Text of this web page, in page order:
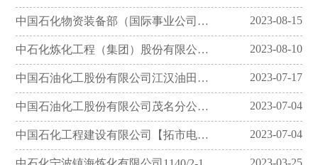
中国石化物资装备部（国际事业公司）镇海基地二期项目加氢甲酰化反应器2项2台&IOC 加热器2项3台招标公告 2023-08-15
中石化炼化工程（集团）股份有限公司洛阳技术研发中心研发中心2023年材料与防腐工程平台建设项目压痕法力学性能检测仪招标公告 2023-08-10
中国石油化工股份有限公司江汉油田分公司2023-2024年江汉涪陵双滤料过滤撬双滤料过滤撬招标公告 2023-07-17
中国石油化工股份有限公司茂名分公司检/维修、技措、基建、生产等物资需求聚乙烯薄膜袋与聚乙烯包装膜招标公告[变更公告] 2023-07-04
中国石化工程建设有限公司【拓市电招】SEI中海油大榭石化聚丙烯项目自动化立体仓库1套招标公告 2023-07-04
2023-03-25